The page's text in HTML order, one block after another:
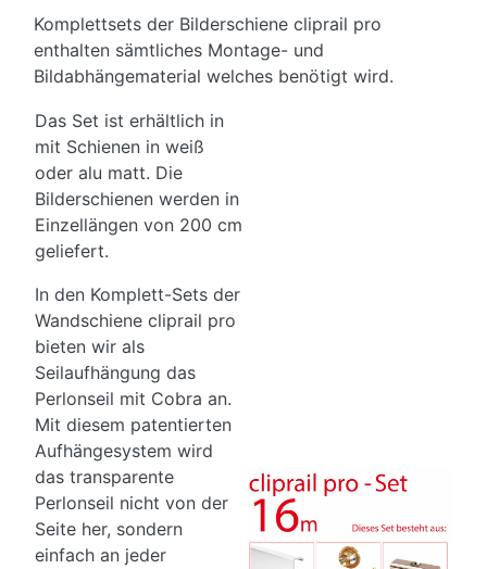
Komplettsets der Bilderschiene cliprail pro
enthalten sämtliches Montage- und
Bildabhängematerial welches benötigt wird.
Das Set ist erhältlich in
mit Schienen in weiß
oder alu matt. Die
Bilderschienen werden in
Einzellängen von 200 cm
geliefert.
In den Komplett-Sets der
Wandschiene cliprail pro
bieten wir als
Seilaufhängung das
Perlonseil mit Cobra an.
Mit diesem patentierten
Aufhängesystem wird
das transparente
Perlonseil nicht von der
Seite her, sondern
einfach an jeder